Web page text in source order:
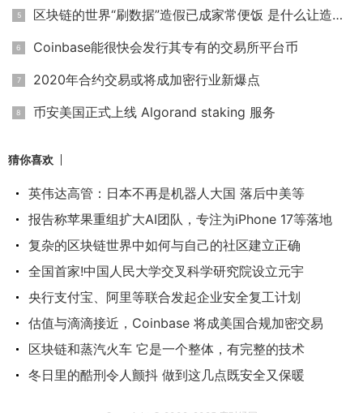
区块链的世界“刷数据”造假已成家常便饭 是什么让造假者日益
Coinbase能很快会发行其专有的交易所平台币
2020年合约交易或将成加密行业新爆点
币安美国正式上线 Algorand staking 服务
猜你喜欢
英伟达高管：日本不再是机器人大国 落后中美等
报告称苹果重组扩大AI团队，专注为iPhone 17等落地
复杂的区块链世界中如何与自己的社区建立正确
全国首家!中国人民大学交叉科学研究院设立元宇
央行支付宝、阿里等联合发起企业安全复工计划
估值与滴滴接近，Coinbase 将成美国合规加密交易
区块链和蒸汽火车 它是一个整体，有完整的技术
冬日里的酷刑令人颤抖 做到这几点既安全又保暖